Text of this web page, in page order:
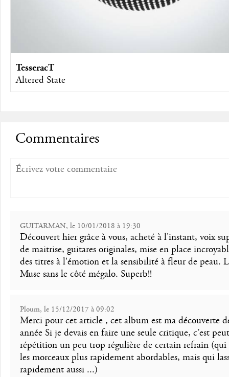
TesseracT
Altered State
Commentaires
GUITARMAN, le 10/01/2018 à 19:30
Découvert hier grâce à vous, acheté à l'instant, voix
de maitrise, guitares originales, mise en place
des titres à l'émotion et la sensibilité à fleur de peau.
Muse sans le côté mégalo. Superb!!
Ploum, le 15/12/2017 à 09:02
Merci pour cet article , cet album est ma découverte
année Si je devais en faire une seule critique, c’est
répétition un peu trop régulière de certain refrain (qui
les morceaux plus rapidement abordables, mais qui
rapidement aussi ...)